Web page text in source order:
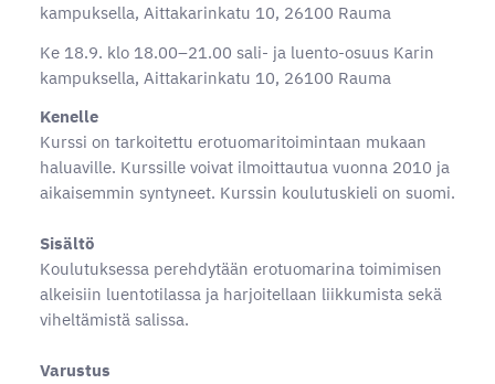
kampuksella, Aittakarinkatu 10, 26100 Rauma
Ke 18.9. klo 18.00–21.00 sali- ja luento-osuus Karin
kampuksella, Aittakarinkatu 10, 26100 Rauma
Kenelle
Kurssi on tarkoitettu erotuomaritoimintaan mukaan
haluaville. Kurssille voivat ilmoittautua vuonna 2010 ja
aikaisemmin syntyneet. Kurssin koulutuskieli on suomi.
Sisältö
Koulutuksessa perehdytään erotuomarina toimimisen
alkeisiin luentotilassa ja harjoitellaan liikkumista sekä
viheltämistä salissa.
Varustus